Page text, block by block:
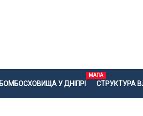
БОМБОСХОВИЩА У ДНІПРІ
МАПА
СТРУКТУРА